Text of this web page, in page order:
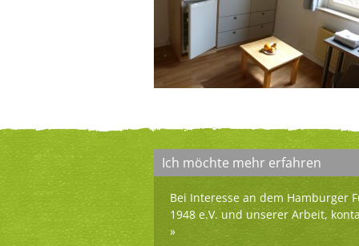
Ich möchte mehr erfahren
Bei Interesse an dem Hamburger
1948 e.V. und unserer Arbeit,
»